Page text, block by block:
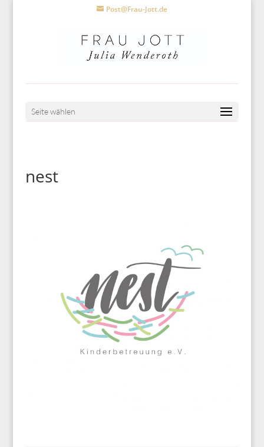
Post@Frau-Jott.de
Seite wählen
nest